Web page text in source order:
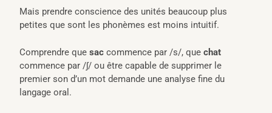
Mais prendre conscience des unités beaucoup plus
petites que sont les phonèmes est moins intuitif.
Comprendre que sac commence par /s/, que chat
commence par /ʃ/ ou être capable de supprimer le
premier son d’un mot demande une analyse fine du
langage oral.